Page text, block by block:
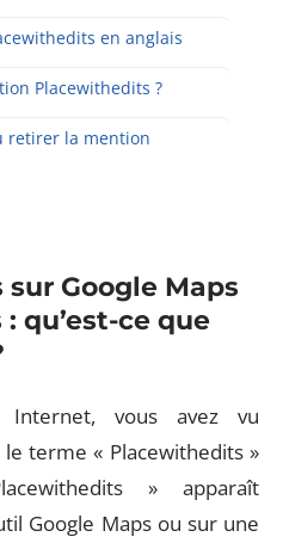
en anglais
Placewithedits ?
retirer la mention
Google Maps
qu’est-ce que
Internet, vous avez vu
terme « Placewithedits »
» apparaît
Google Maps ou sur une